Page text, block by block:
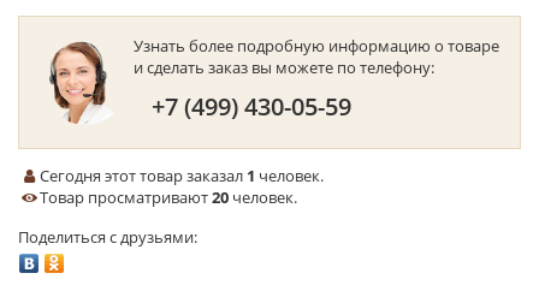
Узнать более подробную информацию о товаре
и сделать заказ вы можете по телефону:
+7 (499) 430-05-59
Сегодня этот товар заказал 1 человек.
Товар просматривают20 человек.
Поделиться с друзьями: